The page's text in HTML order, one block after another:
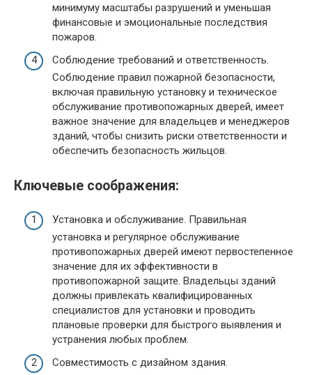
минимуму масштабы разрушений и уменьшая
финансовые и эмоциональные последствия
пожаров.
Соблюдение требований и ответственность.
Соблюдение правил пожарной безопасности,
включая правильную установку и техническое
обслуживание противопожарных дверей, имеет
важное значение для владельцев и менеджеров
зданий, чтобы снизить риски ответственности и
обеспечить безопасность жильцов.
Ключевые соображения:
Установка и обслуживание. Правильная
установка и регулярное обслуживание
противопожарных дверей имеют первостепенное
значение для их эффективности в
противопожарной защите. Владельцы зданий
должны привлекать квалифицированных
специалистов для установки и проводить
плановые проверки для быстрого выявления и
устранения любых проблем.
Совместимость с дизайном здания.